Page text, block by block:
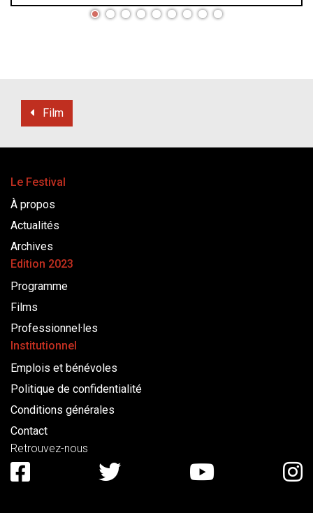
Film
Le Festival
À propos
Actualités
Archives
Edition 2023
Programme
Films
Professionnel·les
Institutionnel
Emplois et bénévoles
Politique de confidentialité
Conditions générales
Contact
Retrouvez-nous